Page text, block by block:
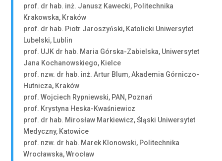
prof. dr hab. inż. Janusz Kawecki, Politechnika
Krakowska, Kraków
prof. dr hab. Piotr Jaroszyński, Katolicki Uniwersytet
Lubelski, Lublin
prof. UJK dr hab. Maria Górska-Zabielska, Uniwersytet
Jana Kochanowskiego, Kielce
prof. nzw. dr hab. inż. Artur Blum, Akademia Górniczo-
Hutnicza, Kraków
prof. Wojciech Rypniewski, PAN, Poznań
prof. Krystyna Heska-Kwaśniewicz
prof. dr hab. Mirosław Markiewicz, Śląski Uniwersytet
Medyczny, Katowice
prof. nzw. dr hab. Marek Klonowski, Politechnika
Wrocławska, Wrocław